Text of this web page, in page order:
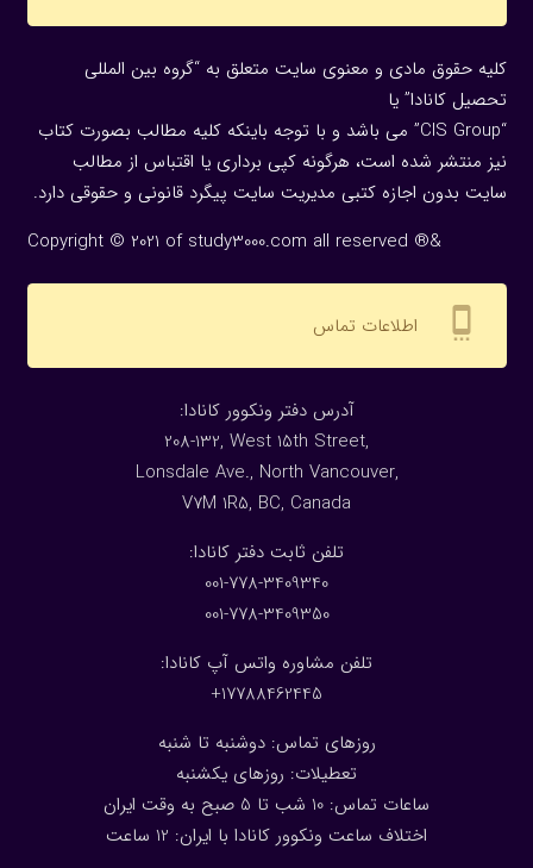
کلیه حقوق مادی و معنوی سایت متعلق به “گروه بین المللی
تحصیل کانادا” یا
“CIS Group” می باشد و با توجه باینکه کلیه مطالب بصورت کتاب
نیز منتشر شده است، هرگونه كپی برداری یا اقتباس از مطالب
سایت بدون اجازه كتبی مدیریت سایت پیگرد قانونی و حقوقی دارد.
Copyright © 2021 of study3000.com all reserved ®&
settings_cell اطلاعات تماس
:آدرس دفتر ونکوور کانادا
208-132, West 15th Street,
Lonsdale Ave., North Vancouver,
V7M 1R5, BC, Canada
:تلفن ثابت دفتر کانادا
001-778-3409340
001-778-3409350
تلفن مشاوره واتس آپ کانادا:
17788462445+
روزهای تماس: دوشنبه تا شنبه
تعطیلات: روزهای یکشنبه
ساعات تماس: 10 شب تا 5 صبح به وقت ایران
اختلاف ساعت ونکوور کانادا با ایران: 1 2 ساعت